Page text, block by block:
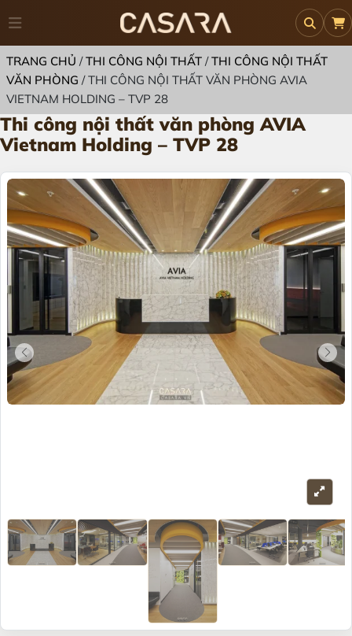
TRANG CHỦ /THI CÔNG NỘI THẤT/THI CÔNG NỘI THẤT
VĂN PHÒNG /THI CÔNG NỘI THẤT VĂN PHÒNG AVIA
VIETNAM HOLDING – TVP 28
Thi công nội thất văn phòng AVIA
Vietnam Holding – TVP 28